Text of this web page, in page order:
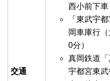
交通
西小前下車
「東武宇
岡車庫行
0分）
真岡鉄道「
宇都宮東